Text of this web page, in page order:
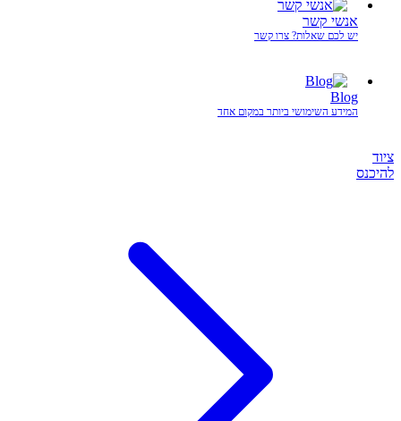
אנשי קשר
יש לכם שאלות? צרו קשר
Blog
המידע השימושי ביותר במקום אחד
ציוד
להיכנס